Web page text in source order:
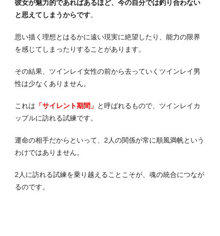
彼女が魅力的であればあるほど、今の自分では釣り合わない
と思えてしまうからです。
思い描く理想とはるかに遠い現実に絶望したり、能力の限界
を感じてしまったりすることがあります。
その結果、ツインレイ女性の前から去っていくツインレイ男
性は少なくありません。
これは 「サイレント期間」 と呼ばれるもので、ツインレイカ
ップルに訪れる試練です。
運命の相手だからといって、2人の関係が常に順風満帆という
わけではありません。
2人に訪れる試練を乗り越えることこそが、魂の統合につなが
るのです。